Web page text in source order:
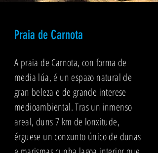
Praia de Carnota
A praia de Carnota, con forma de
media lúa, é un espazo natural de
gran beleza e de grande interese
medioambiental. Tras un inmenso
areal, duns 7 km de lonxitude,
érguese un conxunto único de dunas